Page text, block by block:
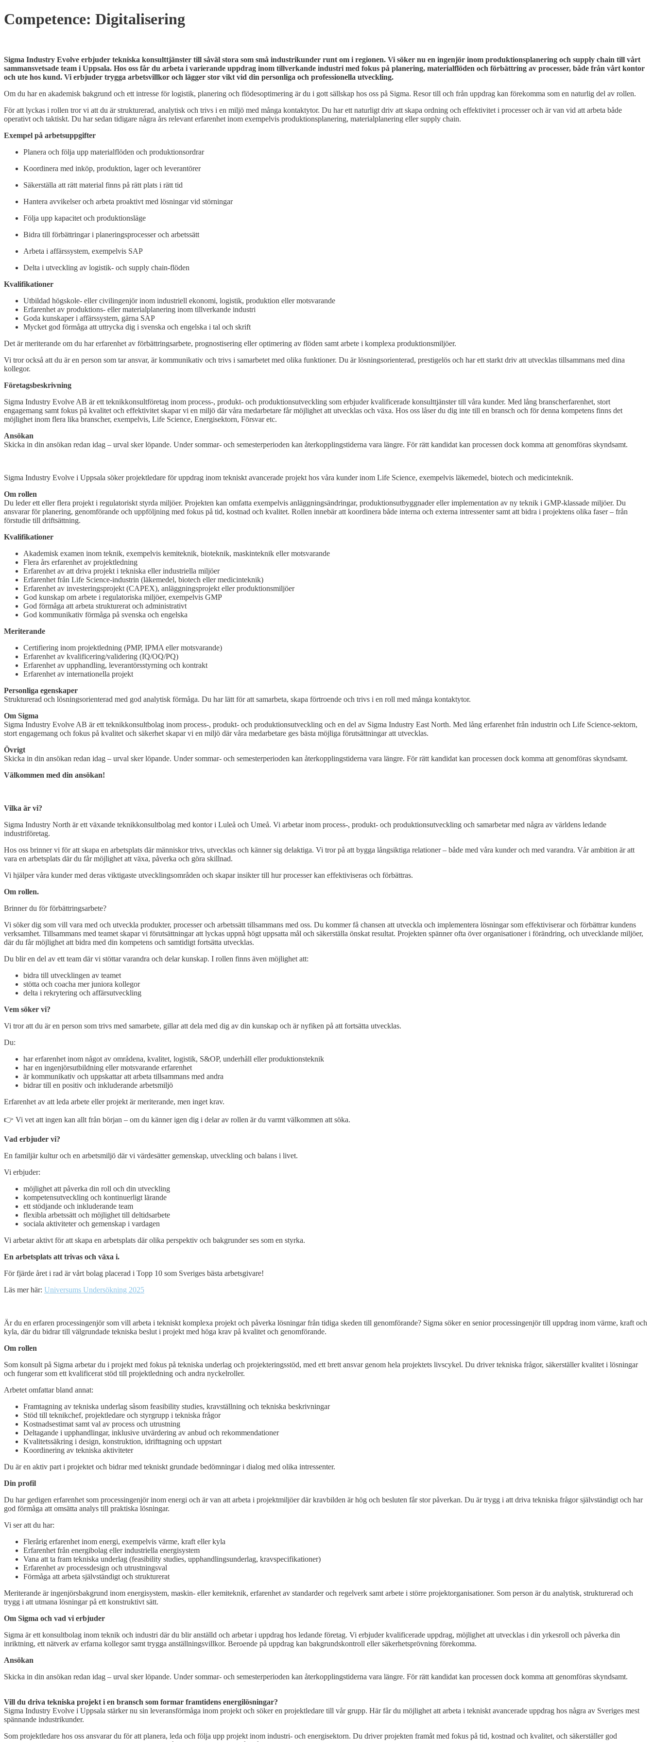
Skip
to
Home
Competence: Digitalisering
Sigma Industry Evolve erbjuder tekniska konsulttjänster till såväl stora som små industrikunder runt om i regionen. Vi söker nu en ingenjör inom produktionsplanering och supply chain till vårt
sammansvetsade team i Uppsala. Hos oss får du arbeta i varierande uppdrag inom tillverkande industri med fokus på planering, materialflöden och förbättring av processer, både från vårt kontor
och ute hos kund. Vi erbjuder trygga arbetsvillkor och lägger stor vikt vid din personliga och professionella utveckling.
Om du har en akademisk bakgrund och ett intresse för logistik, planering och flödesoptimering är du i gott sällskap hos oss på Sigma. Resor till och från uppdrag kan förekomma som en naturlig del av rollen.
För att lyckas i rollen tror vi att du är strukturerad, analytisk och trivs i en miljö med många kontaktytor. Du har ett naturligt driv att skapa ordning och effektivitet i processer och är van vid att arbeta både
operativt och taktiskt. Du har sedan tidigare några års relevant erfarenhet inom exempelvis produktionsplanering, materialplanering eller supply chain.
Exempel på arbetsuppgifter
Planera och följa upp materialflöden och produktionsordrar
Koordinera med inköp, produktion, lager och leverantörer
Säkerställa att rätt material finns på rätt plats i rätt tid
Hantera avvikelser och arbeta proaktivt med lösningar vid störningar
Följa upp kapacitet och produktionsläge
Bidra till förbättringar i planeringsprocesser och arbetssätt
Arbeta i affärssystem, exempelvis SAP
Delta i utveckling av logistik- och supply chain-flöden
Kvalifikationer
Utbildad högskole- eller civilingenjör inom industriell ekonomi, logistik, produktion eller motsvarande
Erfarenhet av produktions- eller materialplanering inom tillverkande industri
Goda kunskaper i affärssystem, gärna SAP
Mycket god förmåga att uttrycka dig i svenska och engelska i tal och skrift
Det är meriterande om du har erfarenhet av förbättringsarbete, prognostisering eller optimering av flöden samt arbete i komplexa produktionsmiljöer.
Vi tror också att du är en person som tar ansvar, är kommunikativ och trivs i samarbetet med olika funktioner. Du är lösningsorienterad, prestigelös och har ett starkt driv att utvecklas tillsammans med dina
kollegor.
Företagsbeskrivning
Sigma Industry Evolve AB är ett teknikkonsultföretag inom process-, produkt- och produktionsutveckling som erbjuder kvalificerade konsulttjänster till våra kunder. Med lång branscherfarenhet, stort
engagemang samt fokus på kvalitet och effektivitet skapar vi en miljö där våra medarbetare får möjlighet att utvecklas och växa. Hos oss låser du dig inte till en bransch och för denna kompetens finns det
möjlighet inom flera lika branscher, exempelvis, Life Science, Energisektorn, Försvar etc.
Ansökan
Skicka in din ansökan redan idag – urval sker löpande. Under sommar- och semesterperioden kan återkopplingstiderna vara längre. För rätt kandidat kan processen dock komma att genomföras skyndsamt.
Sigma Industry Evolve i Uppsala söker projektledare för uppdrag inom tekniskt avancerade projekt hos våra kunder inom Life Science, exempelvis läkemedel, biotech och medicinteknik.
Om rollen
Du leder ett eller flera projekt i regulatoriskt styrda miljöer. Projekten kan omfatta exempelvis anläggningsändringar, produktionsutbyggnader eller implementation av ny teknik i GMP-klassade miljöer. Du
ansvarar för planering, genomförande och uppföljning med fokus på tid, kostnad och kvalitet. Rollen innebär att koordinera både interna och externa intressenter samt att bidra i projektens olika faser – från
förstudie till driftsättning.
Kvalifikationer
Akademisk examen inom teknik, exempelvis kemiteknik, bioteknik, maskinteknik eller motsvarande
Flera års erfarenhet av projektledning
Erfarenhet av att driva projekt i tekniska eller industriella miljöer
Erfarenhet från Life Science-industrin (läkemedel, biotech eller medicinteknik)
Erfarenhet av investeringsprojekt (CAPEX), anläggningsprojekt eller produktionsmiljöer
God kunskap om arbete i regulatoriska miljöer, exempelvis GMP
God förmåga att arbeta strukturerat och administrativt
God kommunikativ förmåga på svenska och engelska
Meriterande
Certifiering inom projektledning (PMP, IPMA eller motsvarande)
Erfarenhet av kvalificering/validering (IQ/OQ/PQ)
Erfarenhet av upphandling, leverantörsstyrning och kontrakt
Erfarenhet av internationella projekt
Personliga egenskaper
Strukturerad och lösningsorienterad med god analytisk förmåga. Du har lätt för att samarbeta, skapa förtroende och trivs i en roll med många kontaktytor.
Om Sigma
Sigma Industry Evolve AB är ett teknikkonsultbolag inom process-, produkt- och produktionsutveckling och en del av Sigma Industry East North. Med lång erfarenhet från industrin och Life Science-sektorn,
stort engagemang och fokus på kvalitet och säkerhet skapar vi en miljö där våra medarbetare ges bästa möjliga förutsättningar att utvecklas.
Övrigt
Skicka in din ansökan redan idag – urval sker löpande. Under sommar- och semesterperioden kan återkopplingstiderna vara längre. För rätt kandidat kan processen dock komma att genomföras skyndsamt.
Välkommen med din ansökan!
Vilka är vi?
Sigma Industry North är ett växande teknikkonsultbolag med kontor i Luleå och Umeå. Vi arbetar inom process-, produkt- och produktionsutveckling och samarbetar med några av världens ledande
industriföretag.
Hos oss brinner vi för att skapa en arbetsplats där människor trivs, utvecklas och känner sig delaktiga. Vi tror på att bygga långsiktiga relationer – både med våra kunder och med varandra. Vår ambition är att
vara en arbetsplats där du får möjlighet att växa, påverka och göra skillnad.
Vi hjälper våra kunder med deras viktigaste utvecklingsområden och skapar insikter till hur processer kan effektiviseras och förbättras.
Om rollen.
Brinner du för förbättringsarbete?
Vi söker dig som vill vara med och utveckla produkter, processer och arbetssätt tillsammans med oss. Du kommer få chansen att utveckla och implementera lösningar som effektiviserar och förbättrar kundens
verksamhet. Tillsammans med teamet skapar vi förutsättningar att lyckas uppnå högt uppsatta mål och säkerställa önskat resultat. Projekten spänner ofta över organisationer i förändring, och utvecklande miljöer,
där du får möjlighet att bidra med din kompetens och samtidigt fortsätta utvecklas.
Du blir en del av ett team där vi stöttar varandra och delar kunskap. I rollen finns även möjlighet att:
bidra till utvecklingen av teamet
stötta och coacha mer juniora kollegor
delta i rekrytering och affärsutveckling
Vem söker vi?
Vi tror att du är en person som trivs med samarbete, gillar att dela med dig av din kunskap och är nyfiken på att fortsätta utvecklas.
Du:
har erfarenhet inom något av områdena, kvalitet, logistik, S&OP, underhåll eller produktionsteknik
har en ingenjörsutbildning eller motsvarande erfarenhet
är kommunikativ och uppskattar att arbeta tillsammans med andra
bidrar till en positiv och inkluderande arbetsmiljö
Erfarenhet av att leda arbete eller projekt är meriterande, men inget krav.
👉 Vi vet att ingen kan allt från början – om du känner igen dig i delar av rollen är du varmt välkommen att söka.
Vad erbjuder vi?
En familjär kultur och en arbetsmiljö där vi värdesätter gemenskap, utveckling och balans i livet.
Vi erbjuder:
möjlighet att påverka din roll och din utveckling
kompetensutveckling och kontinuerligt lärande
ett stödjande och inkluderande team
flexibla arbetssätt och möjlighet till deltidsarbete
sociala aktiviteter och gemenskap i vardagen
Vi arbetar aktivt för att skapa en arbetsplats där olika perspektiv och bakgrunder ses som en styrka.
En arbetsplats att trivas och växa i.
För fjärde året i rad är vårt bolag placerad i Topp 10 som Sveriges bästa arbetsgivare!
Läs mer här: Universums Undersökning 2025
Är du en erfaren processingenjör som vill arbeta i tekniskt komplexa projekt och påverka lösningar från tidiga skeden till genomförande? Sigma söker en senior processingenjör till uppdrag inom värme, kraft och
kyla, där du bidrar till välgrundade tekniska beslut i projekt med höga krav på kvalitet och genomförande.
Om rollen
Som konsult på Sigma arbetar du i projekt med fokus på tekniska underlag och projekteringsstöd, med ett brett ansvar genom hela projektets livscykel. Du driver tekniska frågor, säkerställer kvalitet i lösningar
och fungerar som ett kvalificerat stöd till projektledning och andra nyckelroller.
Arbetet omfattar bland annat:
Framtagning av tekniska underlag såsom feasibility studies, kravställning och tekniska beskrivningar
Stöd till teknikchef, projektledare och styrgrupp i tekniska frågor
Kostnadsestimat samt val av process och utrustning
Deltagande i upphandlingar, inklusive utvärdering av anbud och rekommendationer
Kvalitetssäkring i design, konstruktion, idrifttagning och uppstart
Koordinering av tekniska aktiviteter
Du är en aktiv part i projektet och bidrar med tekniskt grundade bedömningar i dialog med olika intressenter.
Din profil
Du har gedigen erfarenhet som processingenjör inom energi och är van att arbeta i projektmiljöer där kravbilden är hög och besluten får stor påverkan. Du är trygg i att driva tekniska frågor självständigt och har
god förmåga att omsätta analys till praktiska lösningar.
Vi ser att du har:
Flerårig erfarenhet inom energi, exempelvis värme, kraft eller kyla
Erfarenhet från energibolag eller industriella energisystem
Vana att ta fram tekniska underlag (feasibility studies, upphandlingsunderlag, kravspecifikationer)
Erfarenhet av processdesign och utrustningsval
Förmåga att arbeta självständigt och strukturerat
Meriterande är ingenjörsbakgrund inom energisystem, maskin- eller kemiteknik, erfarenhet av standarder och regelverk samt arbete i större projektorganisationer. Som person är du analytisk, strukturerad och
trygg i att utmana lösningar på ett konstruktivt sätt.
Om Sigma och vad vi erbjuder
Sigma är ett konsultbolag inom teknik och industri där du blir anställd och arbetar i uppdrag hos ledande företag. Vi erbjuder kvalificerade uppdrag, möjlighet att utvecklas i din yrkesroll och påverka din
inriktning, ett nätverk av erfarna kollegor samt trygga anställningsvillkor. Beroende på uppdrag kan bakgrundskontroll eller säkerhetsprövning förekomma.
Ansökan
Skicka in din ansökan redan idag – urval sker löpande. Under sommar- och semesterperioden kan återkopplingstiderna vara längre. För rätt kandidat kan processen dock komma att genomföras skyndsamt.
post
Vill du driva tekniska projekt i en bransch som formar framtidens energilösningar?
Sigma Industry Evolve i Uppsala stärker nu sin leveransförmåga inom projekt och söker en projektledare till vår grupp. Här får du möjlighet att arbeta i tekniskt avancerade uppdrag hos några av Sveriges mest
spännande industrikunder.
Som projektledare hos oss ansvarar du för att planera, leda och följa upp projekt inom industri- och energisektorn. Du driver projekten framåt med fokus på tid, kostnad och kvalitet, och säkerställer god